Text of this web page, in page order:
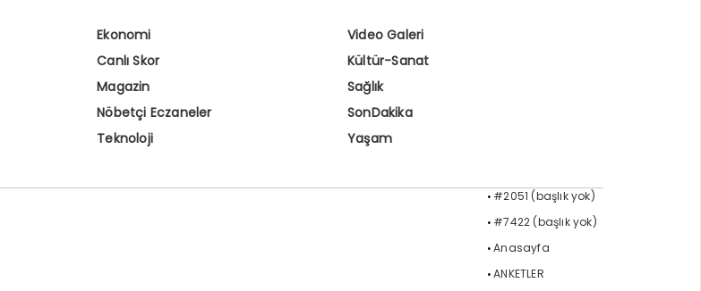
Ekonomi
Video Galeri
Canlı Skor
Kültür-Sanat
Magazin
Sağlık
Nöbetçi Eczaneler
SonDakika
Teknoloji Yaşam
#2051 (başlık yok)
#7422 (başlık yok)
Anasayfa
ANKETLER